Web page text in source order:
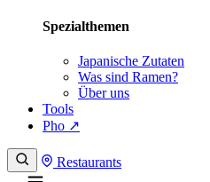
Spezialthemen
Japanische Zutaten
Was sind Ramen?
Über uns
Tools
Pho ↗
Restaurants